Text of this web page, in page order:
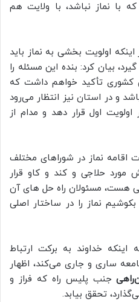
با نماز نباشد، با ولایت هم
اولویت‌ بخشی به نماز باید
بیان کرد: بنده این مسئله را
کشوری تأکید خواهم داشت که
و در استان نیز انتظار می‌رود
اول قرار دهد و مدام از
اقامه نماز در شوراهای مختلف
مورد حلاجی و کند و کاو قرار
هست، مسئولان راه‌ حل‌ های آن
بکوشیم نماز را در ساختار اصلی
اینکه خداوند به برکت ارتباط
ساری و جاری می‌کند، اظهار
جنب پلیس راه که فراز و
تحقق بیابد.